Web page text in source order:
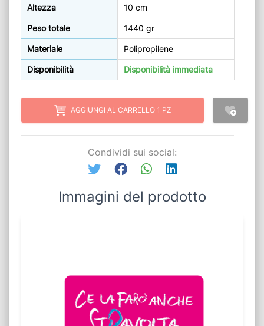
Altezza 10 cm
Peso totale 1440 gr
Materiale Polipropilene
Disponibilità Disponibilità immediata
AGGIUNGI AL CARRELLO 1 PZ
Condividi sui social:
Immagini del prodotto